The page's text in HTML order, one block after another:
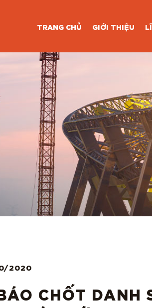
TRANG CHỦ GIỚI THIỆU
2020
CHỐT